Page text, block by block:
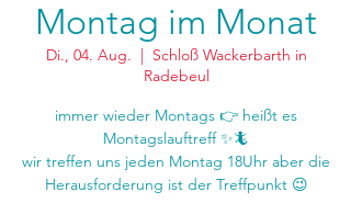
Montag im Monat
Di., 04. Aug.
  |
Schloß Wackerbarth in
Radebeul
immer wieder Montags 👉 heißt es
Montagslauftreff ✨🦎
wir treffen uns jeden Montag 18Uhr aber die